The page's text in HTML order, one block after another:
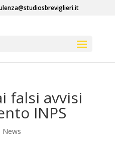
falsi avvisi
INPS
News